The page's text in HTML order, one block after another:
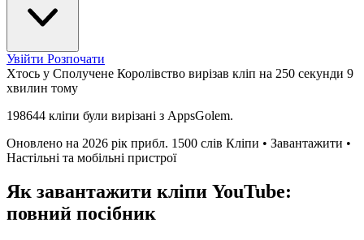
Увійти Розпочати
Хтось у Сполучене Королівство вирізав кліп на 250 секунди 9
хвилин тому
198644 кліпи були вирізані з AppsGolem.
Оновлено на 2026 рік прибл. 1500 слів Кліпи • Завантажити •
Настільні та мобільні пристрої
Як завантажити кліпи YouTube:
повний посібник